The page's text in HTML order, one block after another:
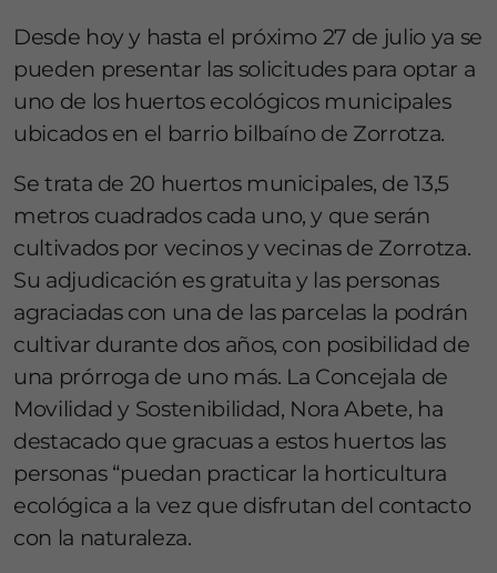
Desde hoy y hasta el próximo 27 de julio ya se
pueden presentar las solicitudes para optar a
uno de los huertos ecológicos municipales
ubicados en el barrio bilbaíno de Zorrotza.
Se trata de 20 huertos municipales, de 13,5
metros cuadrados cada uno, y que serán
cultivados por vecinos y vecinas de Zorrotza.
Su adjudicación es gratuita y las personas
agraciadas con una de las parcelas la podrán
cultivar durante dos años, con posibilidad de
una prórroga de uno más. La Concejala de
Movilidad y Sostenibilidad, Nora Abete, ha
destacado que gracuas a estos huertos las
personas “puedan practicar la horticultura
ecológica a la vez que disfrutan del contacto
con la naturaleza.